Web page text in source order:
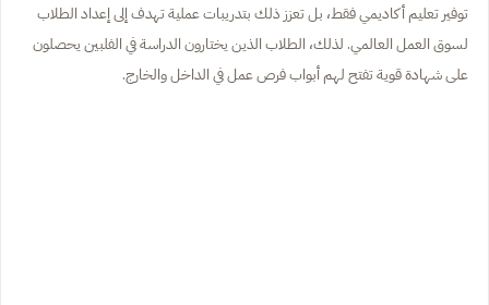
توفير تعليم أكاديمي فقط، بل تعزز ذلك بتدريبات عملية تهدف إلى إعداد الطلاب
لسوق العمل العالمي. لذلك، الطلاب الذين يختارون الدراسة في الفلبين يحصلون
على شهادة قوية تفتح لهم أبواب فرص عمل في الداخل والخارج.